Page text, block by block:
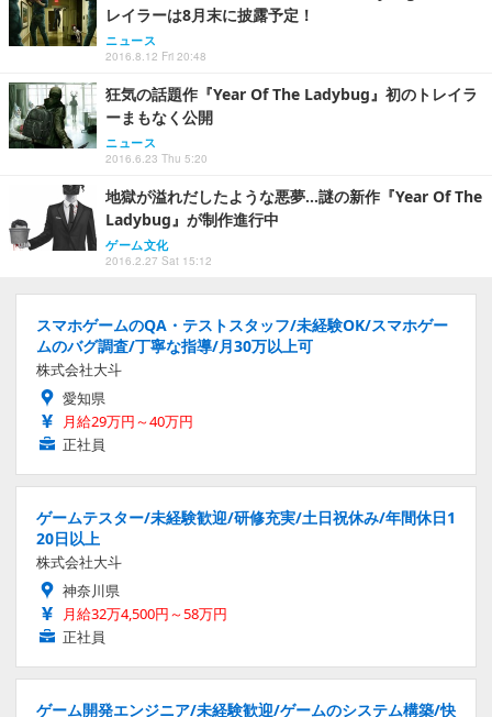
レイラーは8月末に披露予定！
ニュース
2016.8.12 Fri 20:48
狂気の話題作『Year Of The Ladybug』初のトレイラ
ーまもなく公開
ニュース
2016.6.23 Thu 5:20
地獄が溢れだしたような悪夢…謎の新作『Year Of The
Ladybug』が制作進行中
ゲーム文化
2016.2.27 Sat 15:12
スマホゲームのQA・テストスタッフ/未経験OK/スマホゲー
ムのバグ調査/丁寧な指導/月30万以上可
株式会社大斗
愛知県
月給29万円～40万円
正社員
ゲームテスター/未経験歓迎/研修充実/土日祝休み/年間休日1
20日以上
株式会社大斗
神奈川県
月給32万4,500円～58万円
正社員
ゲーム開発エンジニア/未経験歓迎/ゲームのシステム構築/快